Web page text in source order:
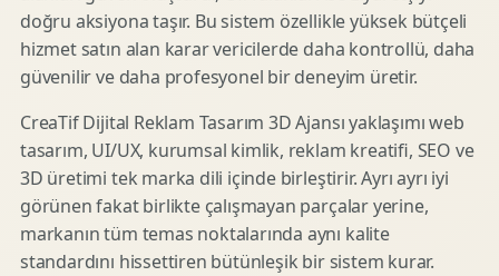
doğru aksiyona taşır. Bu sistem özellikle yüksek bütçeli
hizmet satın alan karar vericilerde daha kontrollü, daha
güvenilir ve daha profesyonel bir deneyim üretir.
CreaTif Dijital Reklam Tasarım 3D Ajansı yaklaşımı web
tasarım, UI/UX, kurumsal kimlik, reklam kreatifi, SEO ve
3D üretimi tek marka dili içinde birleştirir. Ayrı ayrı iyi
görünen fakat birlikte çalışmayan parçalar yerine,
markanın tüm temas noktalarında aynı kalite
standardını hissettiren bütünleşik bir sistem kurar.